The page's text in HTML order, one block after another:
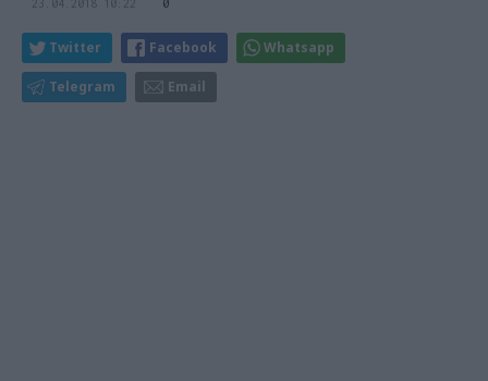
23.04.2018 10:22 0
Twitter Facebook Whatsapp
Telegram Email